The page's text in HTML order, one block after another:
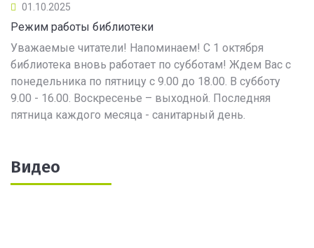
01.10.2025
Режим работы библиотеки
Уважаемые читатели! Напоминаем! С 1 октября
библиотека вновь работает по субботам! Ждем Вас с
понедельника по пятницу с 9.00 до 18.00. В субботу
9.00 - 16.00. Воскресенье – выходной. Последняя
пятница каждого месяца - санитарный день.
Видео